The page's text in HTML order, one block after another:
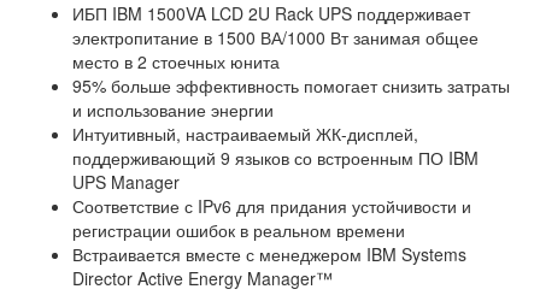
ИБП IBM 1500VA LCD 2U Rack UPS поддерживает
электропитание в 1500 ВА/1000 Вт занимая общее
место в 2 стоечных юнита
95% больше эффективность помогает снизить затраты
и использование энергии
Интуитивный, настраиваемый ЖК-дисплей,
поддерживающий 9 языков со встроенным ПО IBM
UPS Manager
Соответствие с IPv6 для придания устойчивости и
регистрации ошибок в реальном времени
Встраивается вместе с менеджером IBM Systems
Director Active Energy Manager™